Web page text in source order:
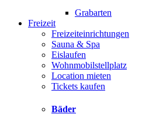
Grabarten
Freizeit
Freizeiteinrichtungen
Sauna & Spa
Eislaufen
Wohnmobilstellplatz
Location mieten
Tickets kaufen
Bäder